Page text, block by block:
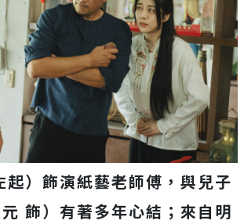
）飾演紙藝老師傅，與兒子
飾）有著多年心結；來自明